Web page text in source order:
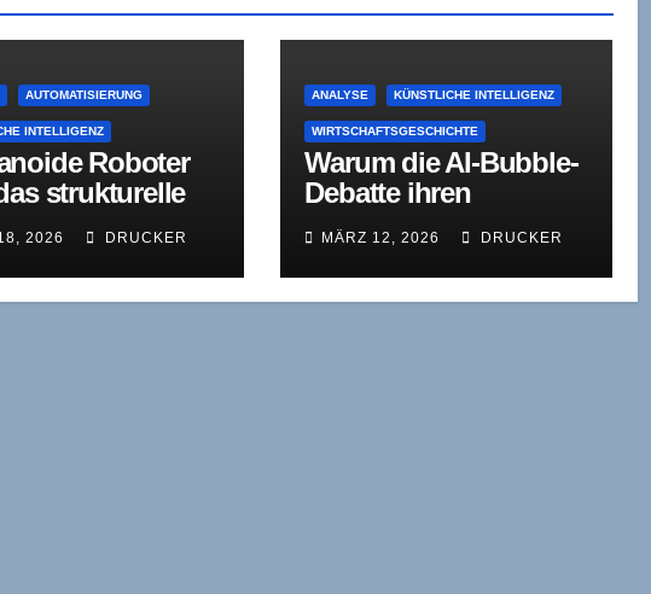
AUTOMATISIERUNG
INTELLIGENZ
Roboter
strukturelle
Warum
diese
so wenig
2026 DRUCKER
ANALYSE KÜNSTLICHE INTELLIGENZ
WIRTSCHAFTSGESCHICHTE
Warum die AI-Bubble-
Debatte ihren
Gegenstand verfehlt
MÄRZ 12, 2026 DRUCKER